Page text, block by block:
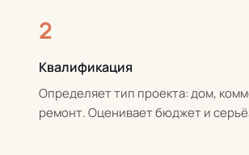
2
Квалификация
Определяет тип проекта: дом,
ремонт. Оценивает бюджет и